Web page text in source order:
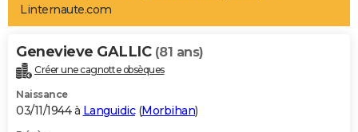
Art de vivre
Bien-être
Loisirs
Mode
Modes de vie
Alimentation
Guide de la santé
Maladies
Médicaments
Sommeil
VOYAGE
Destinations
City break
Voyage nature
Voyage de noces
Forum
Climat
+PHOTO
GUIDES D'ACHAT
Linternaute.com
Genevieve GALLIC (81 ans)
Créer une cagnotte obsèques
Naissance
03/11/1944 à Languidic(Morbihan)